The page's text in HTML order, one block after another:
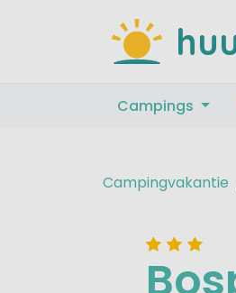
Campings
Campingvakantie